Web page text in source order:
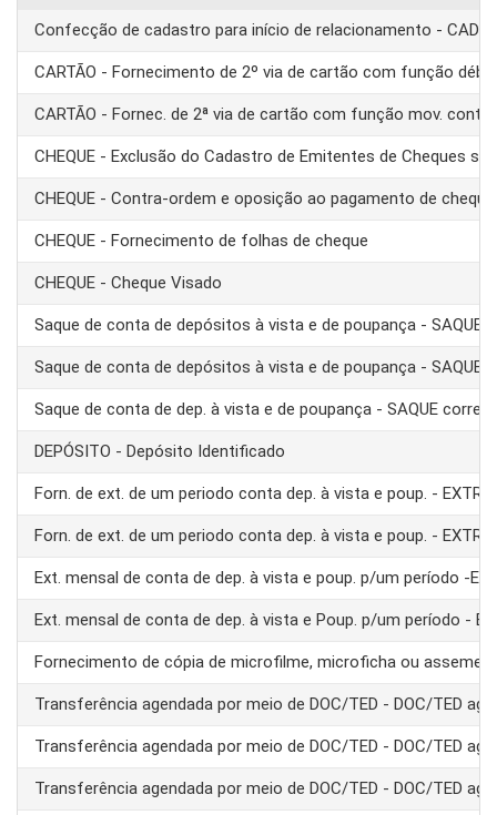
Confecção de cadastro para início de relacionamento -
CARTÃO - Fornecimento de 2º via de cartão com função
CARTÃO - Fornec. de 2ª via de cartão com função mov. conta
CHEQUE - Exclusão do Cadastro de Emitentes de Cheques
CHEQUE - Contra-ordem e oposição ao pagamento de cheque
CHEQUE - Fornecimento de folhas de cheque
CHEQUE - Cheque Visado
Saque de conta de depósitos à vista e de poupança - SAQUE
Saque de conta de depósitos à vista e de poupança - SAQUE
Saque de conta de dep. à vista e de poupança - SAQUE
DEPÓSITO - Depósito Identificado
Forn. de ext. de um periodo conta dep. à vista e poup. -
Forn. de ext. de um periodo conta dep. à vista e poup. -
Ext. mensal de conta de dep. à vista e poup. p/um período -
Ext. mensal de conta de dep. à vista e Poup. p/um período -
Fornecimento de cópia de microfilme, microficha ou
Transferência agendada por meio de DOC/TED - DOC/TED
Transferência agendada por meio de DOC/TED - DOC/TED
Transferência agendada por meio de DOC/TED - DOC/TED